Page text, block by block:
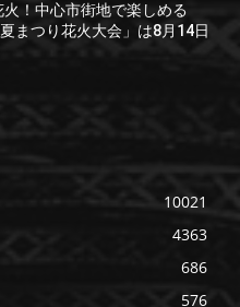
！中心市街地で楽しめる
夏まつり花火大会」は8月14日
10021
4363
686
576